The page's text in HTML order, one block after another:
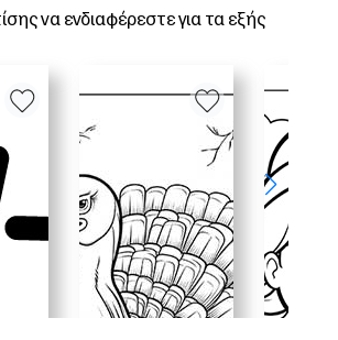
να ενδιαφέρεστε για τα εξής